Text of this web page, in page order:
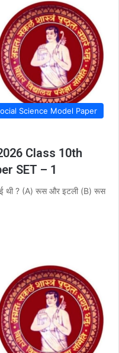
Science Model Paper
2026 Class 10th
SET – 1
थी ? (A) रूस और इटली (B) रूस